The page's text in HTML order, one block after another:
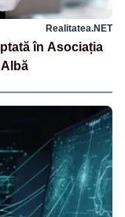
Realitatea.NET
în Asociația